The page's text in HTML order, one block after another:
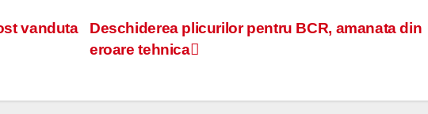
Deschiderea plicurilor pentru BCR, amanata din
eroare tehnica
vanduta